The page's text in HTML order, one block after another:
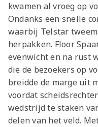
kwamen al vroeg op
Ondanks een snelle
waarbij Telstar
herpakken. Floor
evenwicht en na rust
die de bezoekers op
breidde de marge uit
voordat
wedstrijd te staken
delen van het veld.